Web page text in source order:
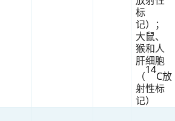
标
记）；
大鼠、
猴和人
肝细胞
（
14
C放
射性标
记）